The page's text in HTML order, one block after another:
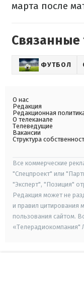
марта после
Связанные
ФУТБОЛ
О нас
Редакция
Редакционная
О телеканале
Телеведущие
Вакансии
Структура
Все коммерческие
"Спецпроект" или
"Эксперт", "Позиция"
Редакция может не
и правил цитирования
пользования сайтом.
«Телерадиокомпания"